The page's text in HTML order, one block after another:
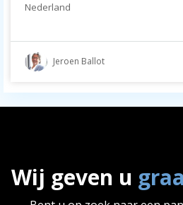
Nederland
Jeroen Ballot
Wij geven u